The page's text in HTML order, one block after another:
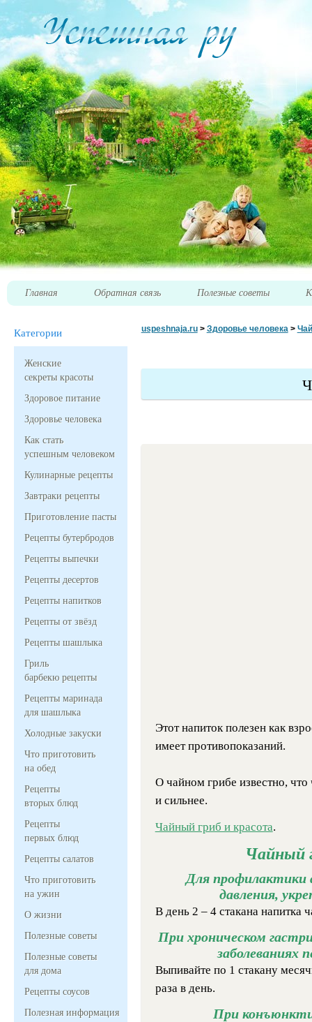
Главная Обратная связь Полезные советы
Категории
Женские
секреты красоты
Здоровое питание
Здоровье человека
Как стать
успешным человеком
Кулинарные рецепты
Завтраки рецепты
Приготовление пасты
Рецепты бутербродов
Рецепты выпечки
Рецепты десертов
Рецепты напитков
Рецепты от звёзд
Рецепты шашлыка
Гриль
барбекю рецепты
Рецепты маринада
для шашлыка
Холодные закуски
Что приготовить
на обед
Рецепты
вторых блюд
Рецепты
первых блюд
Рецепты салатов
Что приготовить
на ужин
О жизни
Полезные советы
Полезные советы
для дома
Рецепты соусов
Полезная информация
uspeshnaja.ru> Здоровье человека >
Этот напиток полезен как
имеет противопоказаний.
О чайном грибе известно,
и сильнее.
Чайный гриб и красота.
Чайный
Для профилактики
давления,
В день 2 – 4 стакана напитка
При хроническом
заболеваниях
Выпивайте по 1 стакану
раза в день.
При